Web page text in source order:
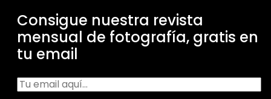
Consigue nuestra revista
mensual de fotografía, gratis en
tu email